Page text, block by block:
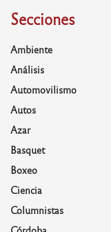
Secciones
Ambiente
Análisis
Automovilismo
Autos
Azar
Basquet
Boxeo
Ciencia
Columnistas